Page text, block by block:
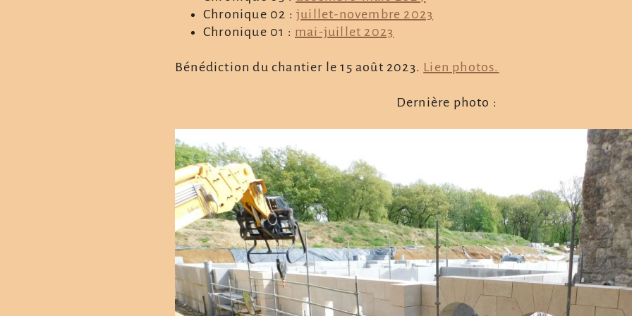
Chronique 02 : juillet-novembre 2023
Chronique 01 : mai-juillet 2023
Bénédiction du chantier le 15 août 2023. Lien photos.
Dernière photo :